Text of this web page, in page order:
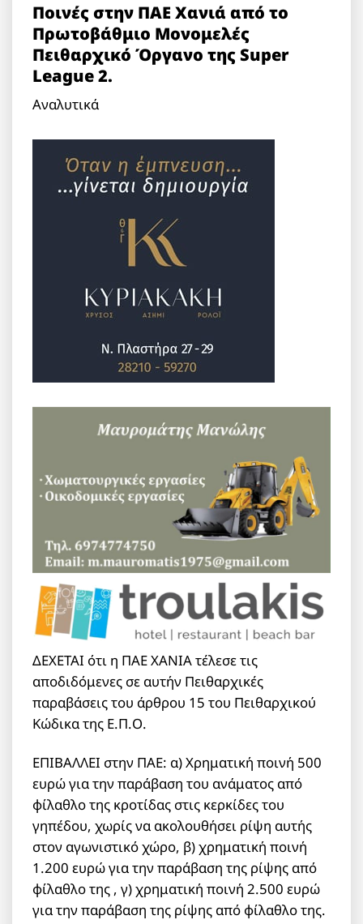
Ποινές στην ΠΑΕ Χανιά από το
Πρωτοβάθμιο Μονομελές
Πειθαρχικό Όργανο της Super
League 2.
Αναλυτικά
ΔΕΧΕΤΑΙ ότι η ΠΑΕ ΧΑΝΙΑ τέλεσε τις
αποδιδόμενες σε αυτήν Πειθαρχικές
παραβάσεις του άρθρου 15 του Πειθαρχικού
Κώδικα της Ε.Π.Ο.
ΕΠΙΒΑΛΛΕΙ στην ΠΑΕ: α) Χρηματική ποινή 500
ευρώ για την παράβαση του ανάματος από
φίλαθλο της κροτίδας στις κερκίδες του
γηπέδου, χωρίς να ακολουθήσει ρίψη αυτής
στον αγωνιστικό χώρο, β) χρηματική ποινή
1.200 ευρώ για την παράβαση της ρίψης από
φίλαθλο της , γ) χρηματική ποινή 2.500 ευρώ
για την παράβαση της ρίψης από φίλαθλο της.